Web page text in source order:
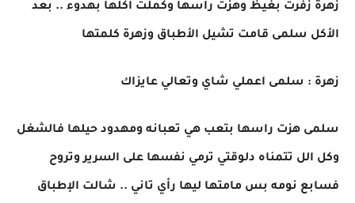
زهرة زفرت بغيظ وهزت راسها وكملت اكلها بهدوء .. بعد
الأكل سلمى قامت تشيل الأطباق وزهرة كلمتها
زهرة : سلمى اعملي شاي وتعالي عايزاك
سلمى هزت راسها بتعب هي تعبانه ومهدود حيلها فالشغل
وكل الل تتمناه دلوقتي ترمي نفسها على السرير وتروح
فسابع نومه بس مامتها ليها رأي تاني .. شالت الإطباق